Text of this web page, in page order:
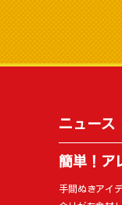
ニュース
簡単！ア
手間ぬきアイ